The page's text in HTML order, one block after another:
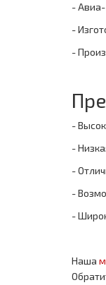
-
-
-
-
-
-
-
-
Наша